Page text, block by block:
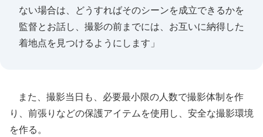
ない場合は、どうすればそのシーンを成立できるかを
監督とお話し、撮影の前までには、お互いに納得した
着地点を見つけるようにします」
また、撮影当日も、必要最小限の人数で撮影体制を作
り、前張りなどの保護アイテムを使用し、安全な撮影環境
を作る。